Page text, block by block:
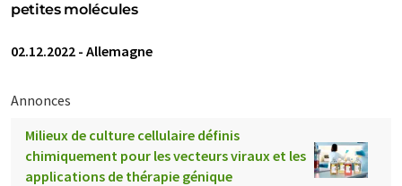
petites molécules
02.12.2022 - Allemagne
Annonces
Milieux de culture cellulaire définis
chimiquement pour les vecteurs viraux et les
applications de thérapie génique